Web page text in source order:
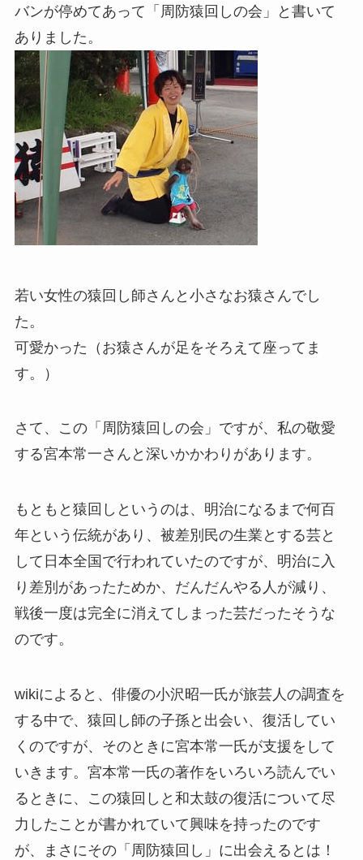
バンが停めてあって「周防猿回しの会」と書いて
ありました。
若い女性の猿回し師さんと小さなお猿さんでし
た。
可愛かった（お猿さんが足をそろえて座ってま
す。）
さて、この「周防猿回しの会」ですが、私の敬愛
する宮本常一さんと深いかかわりがあります。
もともと猿回しというのは、明治になるまで何百
年という伝統があり、被差別民の生業とする芸と
して日本全国で行われていたのですが、明治に入
り差別があったためか、だんだんやる人が減り、
戦後一度は完全に消えてしまった芸だったそうな
のです。
wikiによると、俳優の小沢昭一氏が旅芸人の調査を
する中で、猿回し師の子孫と出会い、復活してい
くのですが、そのときに宮本常一氏が支援をして
いきます。宮本常一氏の著作をいろいろ読んでい
るときに、この猿回しと和太鼓の復活について尽
力したことが書かれていて興味を持ったのです
が、まさにその「周防猿回し」に出会えるとは！